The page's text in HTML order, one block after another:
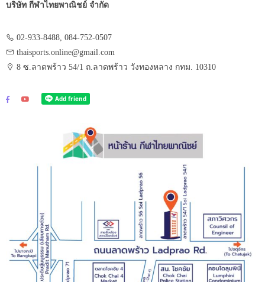
บริษัท กีฬาไทยพาณิชย์ จำกัด
02-933-8488, 084-752-0507
thaisports.online@gmail.com
8 ซ.ลาดพร้าว 54/1 ถ.ลาดพร้าว วังทองหลาง กทม. 10310